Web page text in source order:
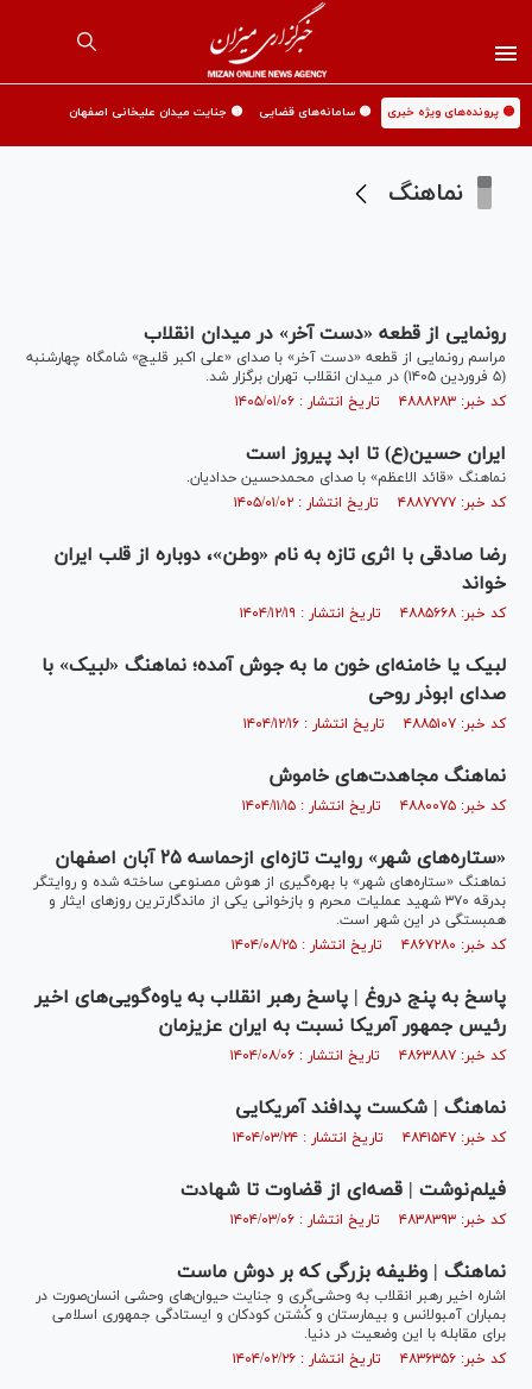
🟡 پرونده‌های ویژه خبری 🟡 سامانه‌های قضایی 🟡 جنایت میدان علیخانی اصفهان
نماهنگ
رونمایی از قطعه «دست آخر» در میدان انقلاب
مراسم رونمایی از قطعه «دست آخر» با صدای «علی اکبر قلیچ» شامگاه چهارشنبه
(۵ فروردین ۱۴۰۵) در میدان انقلاب تهران برگزار شد.
کد خبر: ۴۸۸۸۲۸۳ تاریخ انتشار : ۱۴۰۵/۰۱/۰۶
ایران حسین(ع) تا ابد پیروز است
نماهنگ «قائد الاعظم» با صدای محمدحسین حدادیان.
کد خبر: ۴۸۸۷۷۷۷ تاریخ انتشار : ۱۴۰۵/۰۱/۰۲
رضا صادقی با اثری تازه به نام «وطن»، دوباره از قلب ایران
‌خواند
کد خبر: ۴۸۸۵۶۶۸ تاریخ انتشار : ۱۴۰۴/۱۲/۱۹
لبیک یا خامنه‌ای خون ما به جوش آمده؛ نماهنگ «لبیک» با
صدای ابوذر روحی
کد خبر: ۴۸۸۵۱۰۷ تاریخ انتشار : ۱۴۰۴/۱۲/۱۶
نماهنگ مجاهدت‌های خاموش
کد خبر: ۴۸۸۰۰۷۵ تاریخ انتشار : ۱۴۰۴/۱۱/۱۵
«ستاره‌های شهر» روایت تازه‌ای ازحماسه ۲۵ آبان اصفهان
نماهنگ «ستاره‌های شهر» با بهره‌گیری از هوش مصنوعی ساخته شده و روایتگر
بدرقه ۳۷۰ شهید عملیات محرم و بازخوانی یکی از ماندگارترین روز‌های ایثار و
همبستگی در این شهر است.
کد خبر: ۴۸۶۷۲۸۰ تاریخ انتشار : ۱۴۰۴/۰۸/۲۵
پاسخ به پنج دروغ | پاسخ رهبر انقلاب به یاوه‌گویی‌های اخیر
رئیس جمهور آمریکا نسبت به ایران عزیزمان
کد خبر: ۴۸۶۳۸۸۷ تاریخ انتشار : ۱۴۰۴/۰۸/۰۶
نماهنگ | شکست پدافند آمریکایی
کد خبر: ۴۸۴۱۵۴۷ تاریخ انتشار : ۱۴۰۴/۰۳/۲۴
فیلم‌نوشت | قصه‌ای از قضاوت تا شهادت
کد خبر: ۴۸۳۸۳۹۳ تاریخ انتشار : ۱۴۰۴/۰۳/۰۶
نماهنگ | وظیفه بزرگی که بر دوش ماست
اشاره اخیر رهبر انقلاب به وحشی‌گری و جنایت حیوان‌های وحشی انسان‌صورت در
بمباران آمبولانس و بیمارستان و کُشتن کودکان و ایستادگی جمهوری اسلامی
برای مقابله با این وضعیت در دنیا.
کد خبر: ۴۸۳۶۳۵۶ تاریخ انتشار : ۱۴۰۴/۰۲/۲۶